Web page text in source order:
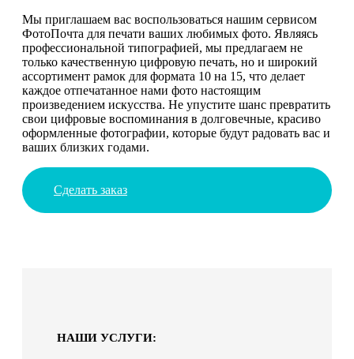
Мы приглашаем вас воспользоваться нашим сервисом
ФотоПочта для печати ваших любимых фото. Являясь
профессиональной типографией, мы предлагаем не
только качественную цифровую печать, но и широкий
ассортимент рамок для формата 10 на 15, что делает
каждое отпечатанное нами фото настоящим
произведением искусства. Не упустите шанс превратить
свои цифровые воспоминания в долговечные, красиво
оформленные фотографии, которые будут радовать вас и
ваших близких годами.
Сделать заказ
НАШИ УСЛУГИ: